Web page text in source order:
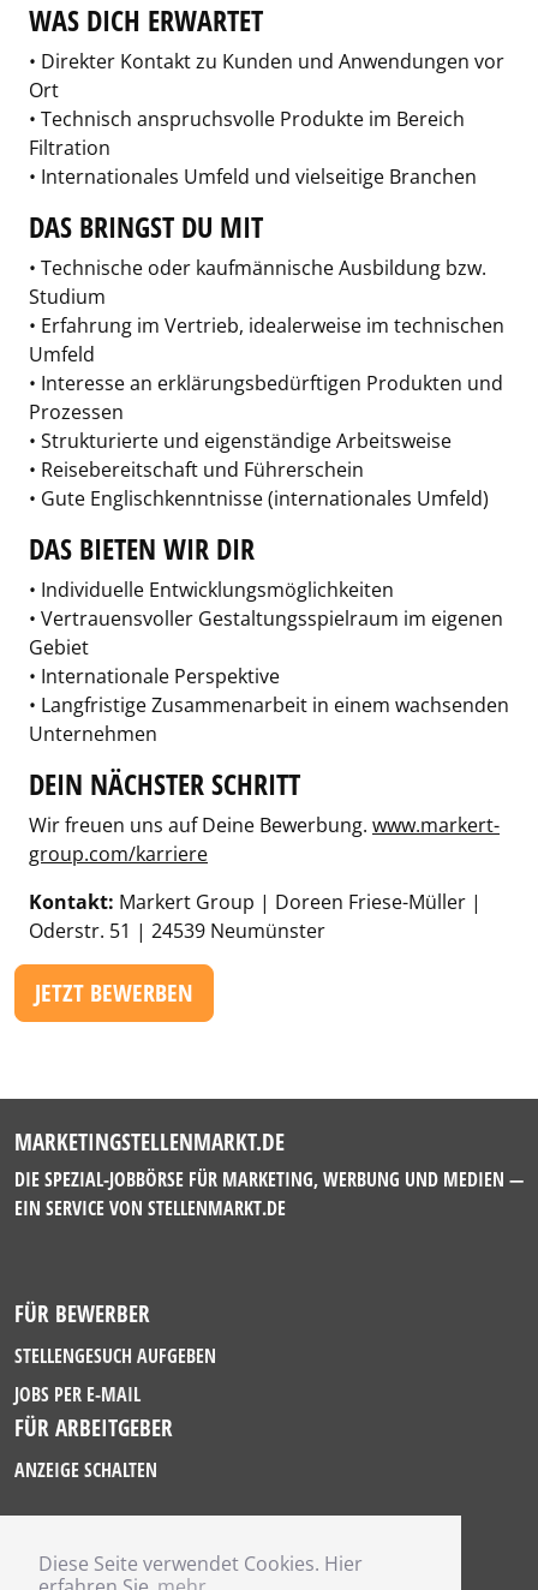
Diese Seite verwendet Cookies. Hier
WAS DICH ERWARTET
• Direkter Kontakt zu Kunden und Anwendungen vor
Ort
• Technisch anspruchsvolle Produkte im Bereich
Filtration
• Internationales Umfeld und vielseitige Branchen
DAS BRINGST DU MIT
• Technische oder kaufmännische Ausbildung bzw.
Studium
• Erfahrung im Vertrieb, idealerweise im technischen
Umfeld
• Interesse an erklärungsbedürftigen Produkten und
Prozessen
• Strukturierte und eigenständige Arbeitsweise
• Reisebereitschaft und Führerschein
• Gute Englischkenntnisse (internationales Umfeld)
DAS BIETEN WIR DIR
• Individuelle Entwicklungsmöglichkeiten
• Vertrauensvoller Gestaltungsspielraum im eigenen
Gebiet
• Internationale Perspektive
• Langfristige Zusammenarbeit in einem wachsenden
Unternehmen
DEIN NÄCHSTER SCHRITT
Wir freuen uns auf Deine Bewerbung. www.markert-
group.com/karriere
Kontakt: Markert Group | Doreen Friese-Müller |
Oderstr. 51 | 24539 Neumünster
JETZT BEWERBEN
MARKETINGSTELLENMARKT.DE
DIE SPEZIAL-JOBBÖRSE FÜR MARKETING, WERBUNG UND MEDIEN —
EIN SERVICE VON STELLENMARKT.DE
FÜR BEWERBER
STELLENGESUCH AUFGEBEN
JOBS PER E-MAIL
FÜR ARBEITGEBER
ANZEIGE SCHALTEN
IMPRESSUM